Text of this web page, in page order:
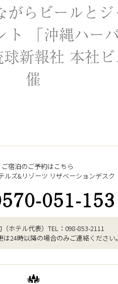
らビールと
ト 「沖縄ハー
新報社 本社
催
宿泊のご予約はこちら
ルズ&リゾーツ リザベーションデスク
051-153
ホテル代表） TEL： 098-853-2111
24時以降の場合のみご連絡ください。